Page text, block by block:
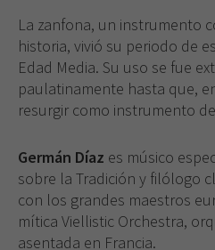
La zanfona, un instrumento
historia, vivió su periodo de
Edad Media. Su uso se fue
paulatinamente hasta que,
resurgir como instrumento
Germán Díaz es músico
sobre la Tradición y filólogo
con los grandes maestros
mítica Viellistic Orchestra,
asentada en Francia.